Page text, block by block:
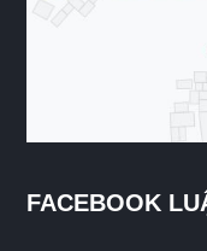
FACEBOOK